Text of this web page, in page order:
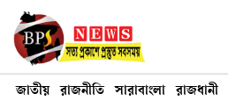
জাতীয় রাজনীতি সারাবাংলা রাজধানী